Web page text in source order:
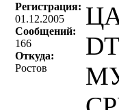
Регистрация:
01.12.2005
Сообщений:
166
Откуда:
Ростов